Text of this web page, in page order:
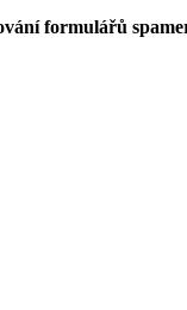
formulářů